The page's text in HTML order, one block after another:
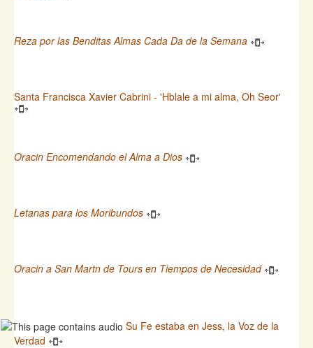
Reza por las Benditas Almas Cada Da de la Semana
Santa Francisca Xavier Cabrini - 'Hblale a mi alma, Oh Seor'
Oracin Encomendando el Alma a Dios
Letanas para los Moribundos
Oracin a San Martn de Tours en Tiempos de Necesidad
Su Fe estaba en Jess, la Voz de la
Verdad